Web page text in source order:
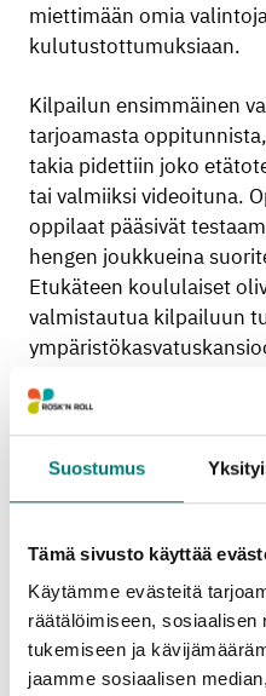
Suostumus
Tämä sivusto käyttää
Käytämme evästeitä
räätälöimiseen, sosiaalisen
tukemiseen ja
jaamme sosiaalisen
miettimään omia
kulutustottumuksiaan.
Kilpailun ensimmäinen
tarjoamasta
takia pidettiin joko
tai valmiiksi videoituna.
oppilaat pääsivät
hengen joukkueina
Etukäteen koululaiset
valmistautua kilpailuun
yhteensä 295
lasta opettajineen.
”Olemme iloisia, että
nelosluokkalaisia.
asioita mieleen
jäte- ja lajittelutietous
hyvin oppilaiden
lajittelu vaikuttaa olevan